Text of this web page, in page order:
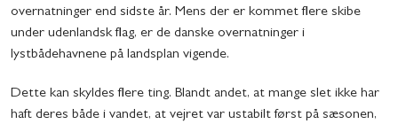
overnatninger end sidste år. Mens der er kommet flere skibe
under udenlandsk flag, er de danske overnatninger i
lystbådehavnene på landsplan vigende.
Dette kan skyldes flere ting. Blandt andet, at mange slet ikke har
haft deres både i vandet, at vejret var ustabilt først på sæsonen,